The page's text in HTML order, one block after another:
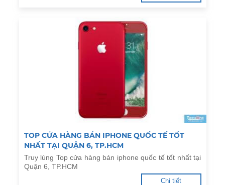
TOP CỬA HÀNG BÁN IPHONE QUỐC TẾ TỐT
NHẤT TẠI QUẬN 6, TP.HCM
Truy lùng Top cửa hàng bán iphone quốc tế tốt nhất tại
Quận 6, TP.HCM
Chi tiết